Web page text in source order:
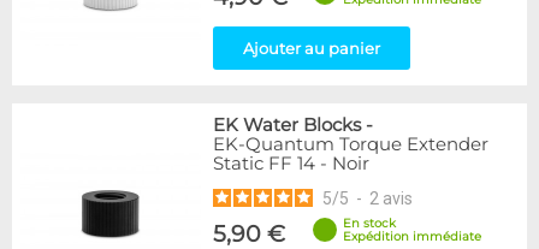
Ajouter au panier
EK Water Blocks-
EK-Quantum Torque Extender
Static FF 14 - Noir
5/5 - 2 avis
5,90 €
En stock
Expédition immédiate